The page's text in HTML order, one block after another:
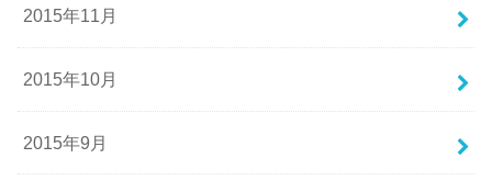
2015年11月
2015年10月
2015年9月